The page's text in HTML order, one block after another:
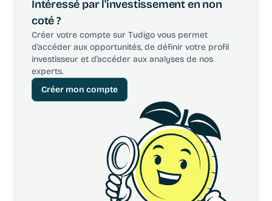
Intéressé par l'investissement en non
coté ?
Créer votre compte sur Tudigo vous permet
d’accéder aux opportunités, de définir votre profil
investisseur et d’accéder aux analyses de nos
experts.
Créer mon compte